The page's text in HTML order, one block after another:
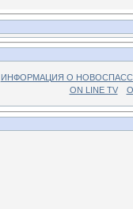
ИНФОРМАЦИЯ О
ON LINE TV